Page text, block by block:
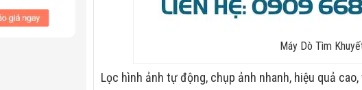
Máy Dò Tìm
Lọc hình ảnh tự động, chụp ảnh nhanh, hiệu quả